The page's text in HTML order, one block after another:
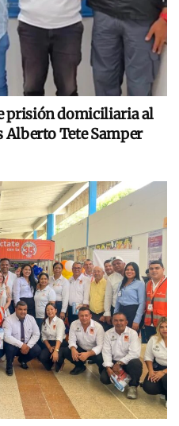
prisión domiciliaria al
Alberto Tete Samper